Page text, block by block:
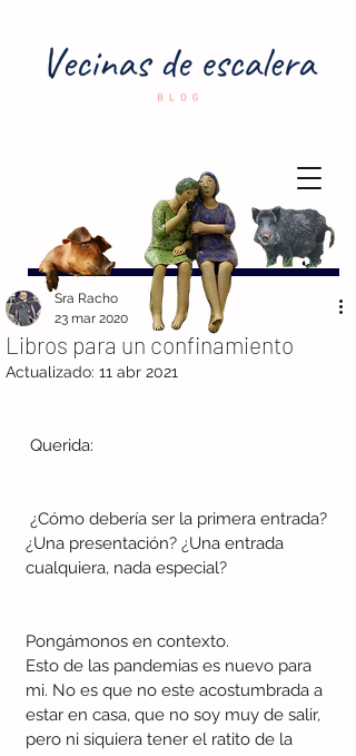
Libros para un confinamiento
Sra Racho
23 mar 2020
Actualizado: 11 abr 2021
Querida:
¿Una presentación? ¿Una entrada
cualquiera, nada especial?
Pongámonos en contexto.
Esto de las pandemias es nuevo para
mi. No es que no este acostumbrada a
estar en casa, que no soy muy de salir,
pero ni siquiera tener el ratito de la